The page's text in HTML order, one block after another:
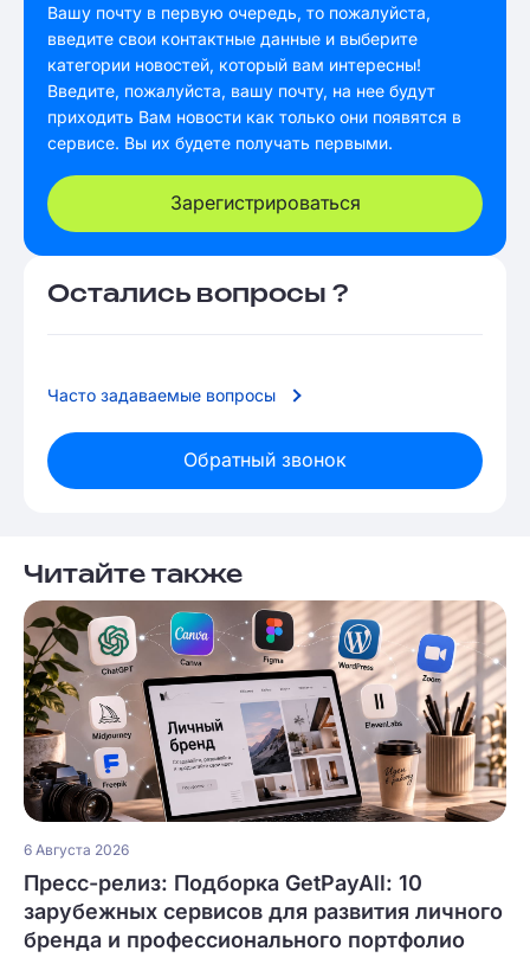
Вашу почту в первую очередь, то пожалуйста,
введите свои контактные данные и выберите
категории новостей, который вам интересны!
Введите, пожалуйста, вашу почту, на нее будут
приходить Вам новости как только они появятся в
сервисе. Вы их будете получать первыми.
Зарегистрироваться
Остались вопросы ?
Часто задаваемые вопросы
Обратный звонок
Читайте также
6 Августа 2026
Пресс-релиз: Подборка GetPayAll: 10
зарубежных сервисов для развития личного
бренда и профессионального портфолио